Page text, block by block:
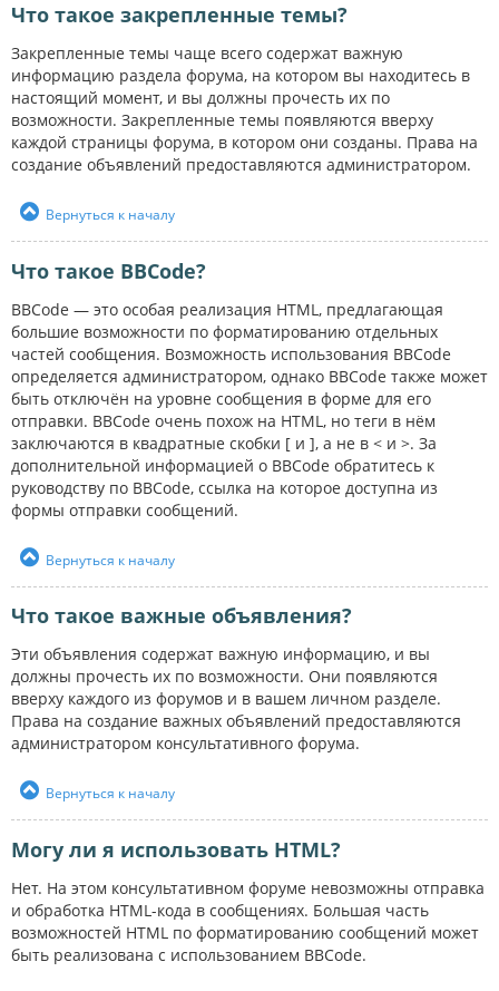
Что такое закрепленные темы?
Закрепленные темы чаще всего содержат важную
информацию раздела форума, на котором вы находитесь в
настоящий момент, и вы должны прочесть их по
возможности. Закрепленные темы появляются вверху
каждой страницы форума, в котором они созданы. Права на
создание объявлений предоставляются администратором.
Вернуться к началу
Что такое BBCode?
BBCode — это особая реализация HTML, предлагающая
большие возможности по форматированию отдельных
частей сообщения. Возможность использования BBCode
определяется администратором, однако BBCode также может
быть отключён на уровне сообщения в форме для его
отправки. BBCode очень похож на HTML, но теги в нём
заключаются в квадратные скобки [ и ], а не в < и >. За
дополнительной информацией о BBCode обратитесь к
руководству по BBCode, ссылка на которое доступна из
формы отправки сообщений.
Вернуться к началу
Что такое важные объявления?
Эти объявления содержат важную информацию, и вы
должны прочесть их по возможности. Они появляются
вверху каждого из форумов и в вашем личном разделе.
Права на создание важных объявлений предоставляются
администратором консультативного форума.
Вернуться к началу
Могу ли я использовать HTML?
Нет. На этом консультативном форуме невозможны отправка
и обработка HTML-кода в сообщениях. Большая часть
возможностей HTML по форматированию сообщений может
быть реализована с использованием BBCode.